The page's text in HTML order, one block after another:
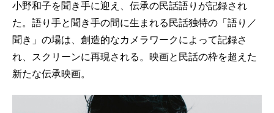
小野和子を聞き手に迎え、伝承の民話語りが記録され
た。語り手と聞き手の間に生まれる民話独特の「語り／
聞き」の場は、創造的なカメラワークによって記録さ
れ、スクリーンに再現される。映画と民話の枠を超えた
新たな伝承映画。